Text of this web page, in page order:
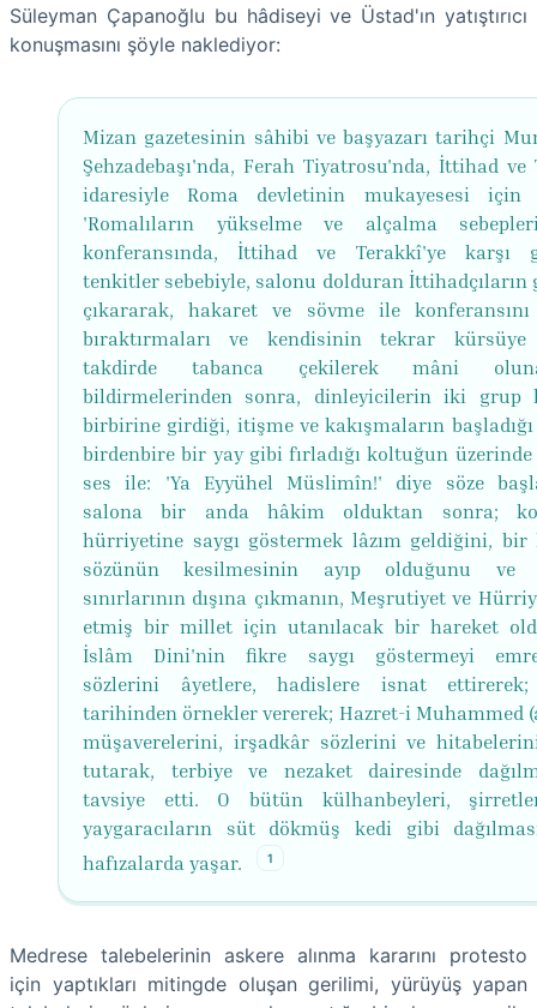
Süleyman Çapanoğlu bu hâdiseyi ve Üstad'ın yatıştırıcı
konuşmasını şöyle naklediyor:
Mizan gazetesinin sâhibi ve başyazarı tarihçi
Şehzadebaşı'nda, Ferah Tiyatrosu'nda, İttihad ve
idaresiyle Roma devletinin mukayesesi için
'Romalıların yükselme ve alçalma
konferansında, İttihad ve Terakkî'ye karşı
tenkitler sebebiyle, salonu dolduran
çıkararak, hakaret ve sövme ile konferansını
bıraktırmaları ve kendisinin tekrar kürsüye
takdirde tabanca çekilerek mâni
bildirmelerinden sonra, dinleyicilerin iki grup
birbirine girdiği, itişme ve kakışmaların başladığı
birdenbire bir yay gibi fırladığı koltuğun
ses ile: 'Ya Eyyühel Müslimîn!' diye söze
salona bir anda hâkim olduktan sonra;
hürriyetine saygı göstermek lâzım geldiğini,
sözünün kesilmesinin ayıp olduğunu ve
sınırlarının dışına çıkmanın, Meşrutiyet ve
etmiş bir millet için utanılacak bir hareket
İslâm Dini'nin fikre saygı göstermeyi
sözlerini âyetlere, hadislere isnat
tarihinden örnekler vererek; Hazret-i Muhammed
müşaverelerini, irşadkâr sözlerini ve
tutarak, terbiye ve nezaket dairesinde
tavsiye etti. O bütün külhanbeyleri,
yaygaracıların süt dökmüş kedi gibi
hafızalarda yaşar.
1
Medrese talebelerinin askere alınma kararını protesto
için yaptıkları mitingde oluşan gerilimi, yürüyüş yapan